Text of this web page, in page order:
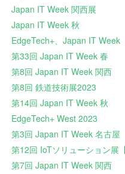
Japan IT Week 関西展
Japan IT Week 秋
EdgeTech+、Japan IT Week
第33回 Japan IT Week 春
第8回 Japan IT Week 関西
第8回 鉄道技術展2023
第14回 Japan IT Week 秋
EdgeTech+ West 2023
第3回 Japan IT Week 名古屋
第12回 IoTソリューション展
第7回 Japan IT Week 関西